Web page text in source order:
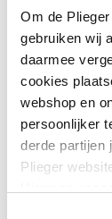
Om de
gebruiken wij
daarmee
cookies
webshop en
persoonlijker
derde partijen
Plieger
Aansluiting
Afgedopt
Bochthoek